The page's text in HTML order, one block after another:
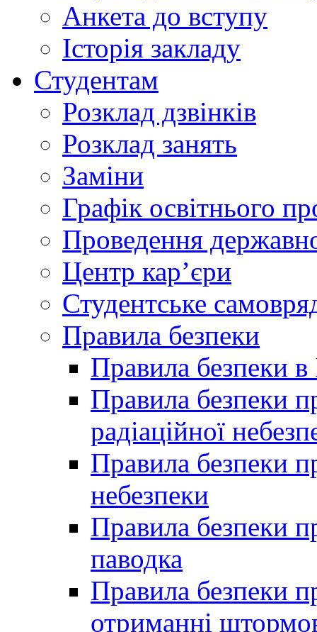
Анкета до вступу
Історія закладу
Студентам
Розклад дзвінків
Розклад занять
Заміни
Графік освітнього
Проведення
Центр кар’єри
Студентське
Правила безпеки
Правила безпеки в
Правила безпеки
радіаційної
Правила безпеки
небезпеки
Правила безпеки
паводка
Правила безпеки
отриманні